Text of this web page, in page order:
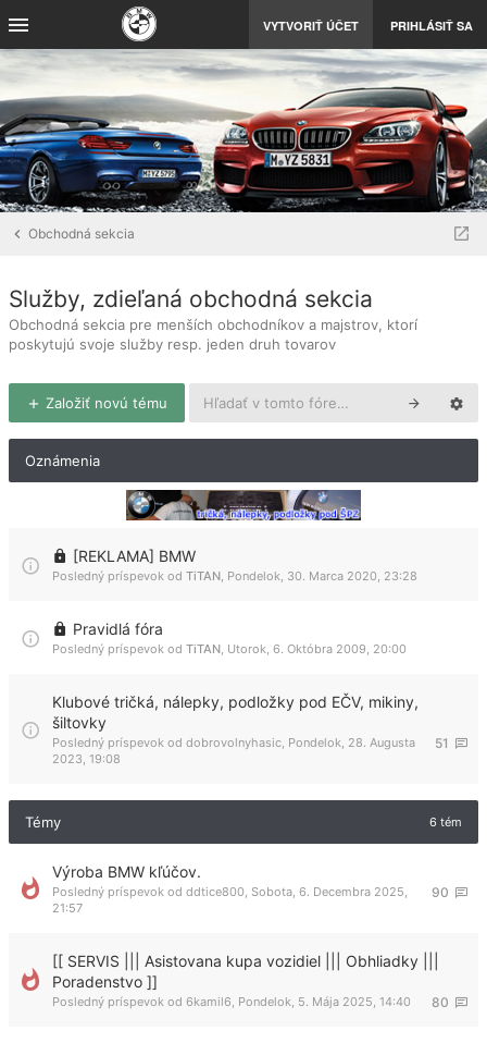
VYTVORIŤ ÚČET PRIHLÁSIŤ SA
Obchodná sekcia
Služby, zdieľaná obchodná sekcia
Obchodná sekcia pre menších obchodníkov a majstrov, ktorí
poskytujú svoje služby resp. jeden druh tovarov
Založiť novú tému
Oznámenia
[REKLAMA] BMW
Posledný príspevok od TiTAN Pondelok, 30. Marca 2020, 23:28
Pravidlá fóra
Posledný príspevok od TiTAN Utorok, 6. Októbra 2009, 20:00
Klubové tričká, nálepky, podložky pod EČV, mikiny,
šiltovky
51
Posledný príspevok od dobrovolnyhasic Pondelok, 28. Augusta
2023, 19:08
Témy 6 tém
Výroba BMW kľúčov.
90
Posledný príspevok od ddtice800 Sobota, 6. Decembra 2025,
21:57
[[ SERVIS ||| Asistovana kupa vozidiel ||| Obhliadky |||
Poradenstvo ]]
80
Posledný príspevok od 6kamil6 Pondelok, 5. Mája 2025, 14:40